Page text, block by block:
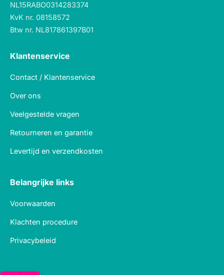
NL15RABO0314283374
KvK nr. 08158572
Btw nr. NL817861397B01
Klantenservice
Contact / Klantenservice
Over ons
Veelgestelde vragen
Retourneren en garantie
Levertijd en verzendkosten
Belangrijke links
Voorwaarden
Klachten procedure
Privacybeleid